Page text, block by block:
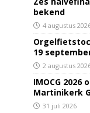
bekend
4 augustus
19
2 augustus
IMOCG 2026
Martinikerk
31 juli 2026